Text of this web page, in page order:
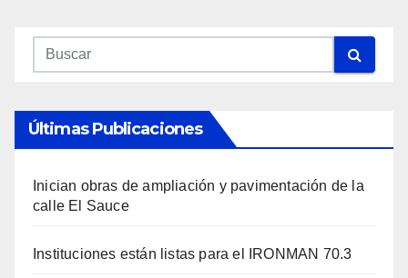
Últimas Publicaciones
Inician obras de ampliación y pavimentación de la
calle El Sauce
Instituciones están listas para el IRONMAN 70.3